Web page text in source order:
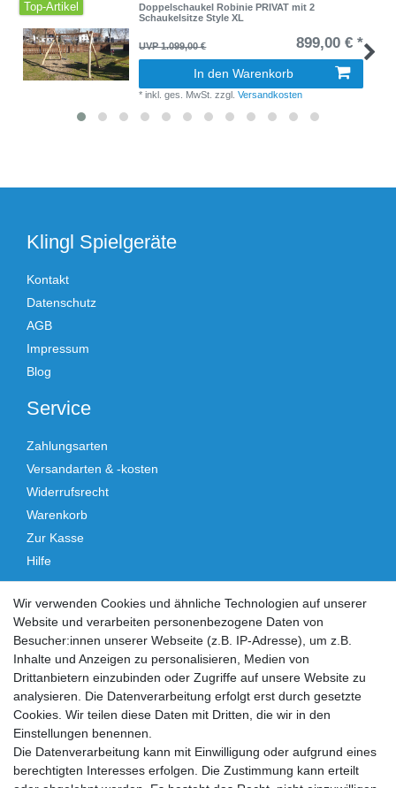
Top-Artikel
Doppelschaukel Robinie PRIVAT mit 2
Schaukelsitze Style XL
UVP 1.099,00 € 899,00 € *
In den Warenkorb
*inkl. ges. MwSt. zzgl.Versandkosten
Klingl Spielgeräte
Kontakt
Datenschutz
AGB
Impressum
Blog
Service
Zahlungsarten
Versandarten & -kosten
Widerrufsrecht
Warenkorb
Zur Kasse
Hilfe
Vertrag widerrufen
Social Media
Facebook Instagram
Sicher einkaufen
Wir verwenden Cookies und ähnliche Technologien auf unserer
Website und verarbeiten personenbezogene Daten von
Besucher:innen unserer Webseite (z.B. IP-Adresse), um z.B.
Inhalte und Anzeigen zu personalisieren, Medien von
Drittanbietern einzubinden oder Zugriffe auf unsere Website zu
analysieren. Die Datenverarbeitung erfolgt erst durch gesetzte
Cookies. Wir teilen diese Daten mit Dritten, die wir in den
Einstellungen benennen.
Die Datenverarbeitung kann mit Einwilligung oder aufgrund eines
berechtigten Interesses erfolgen. Die Zustimmung kann erteilt